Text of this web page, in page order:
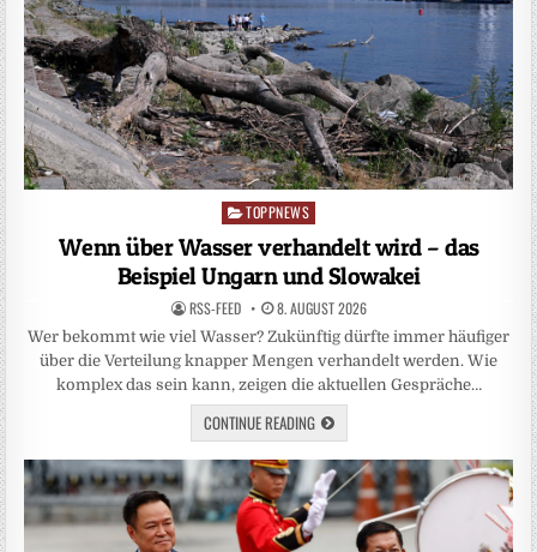
Posted
TOPPNEWS
Wenn über Wasser verhandelt wird – das
Beispiel Ungarn und Slowakei
RSS-FEED 8. AUGUST 2026
Wer bekommt wie viel Wasser? Zukünftig dürfte immer häufiger
über die Verteilung knapper Mengen verhandelt werden. Wie
komplex das sein kann, zeigen die aktuellen Gespräche…
CONTINUE READING